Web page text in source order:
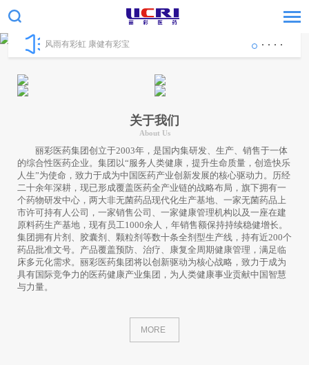
风雨有彩虹 康健有彩宝
关于我们
About Us
丽彩医药集团创立于2003年，是国内集研发、生产、销售于一体
的综合性医药企业。集团以“服务人类健康，提升生命质量，创造快乐
人生”为使命，致力于成为中国医药产业创新发展的核心驱动力。历经
二十余年深耕，现已形成覆盖医药全产业链的战略布局，旗下拥有一
个药物研发中心，两大非无菌药品现代化生产基地、一家无菌药品上
市许可持有人公司，一家销售公司、一家健康管理机构以及一座在建
原料药生产基地，现有员工1000余人，年销售额保持持续稳健增长。
集团拥有片剂、胶囊剂、颗粒剂等数十条全剂型生产线，持有近200个
药品批准文号。产品覆盖预防、治疗、康复全周期健康管理，满足临
床多元化需求。丽彩医药集团将以创新驱动为核心战略，致力于成为
具有国际竞争力的医药健康产业集团，为人类健康事业贡献中国智慧
与力量。
MORE